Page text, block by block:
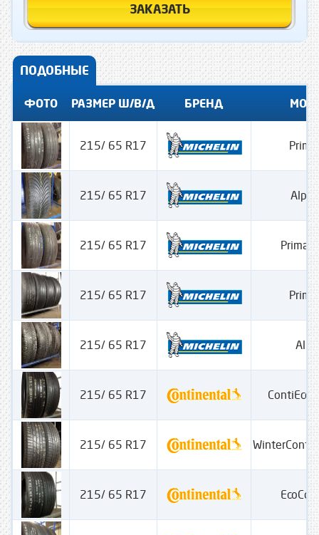
ЗАКАЗАТЬ
ПОДОБНЫЕ
ФОТО РАЗМЕР Ш/В/Д БРЕНД
215/ 65 R17
215/ 65 R17 Alpin
215/ 65 R17
215/ 65 R17
215/ 65 R17
215/ 65 R17
215/ 65 R17
215/ 65 R17